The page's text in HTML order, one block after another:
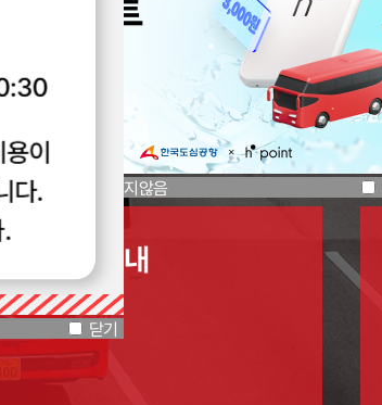
오늘하루 열지않음
닫기
하게, 굿즈는 특별하게!
간 위치 안내
location